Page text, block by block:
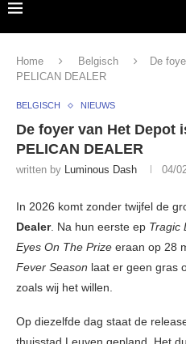
Home Belgisch
De
PELICAN DEALER
BELGISCH NIEUWS
De foyer van Het Depot
PELICAN DEALER
written by Luminous Dash 04/
In 2026 komt zonder twijfel de
Dealer. Na hun eerste ep Tragic
Eyes On The Prize eraan op 28
Fever Season laat er geen gras
zoals wij het willen.
Op diezelfde dag staat de